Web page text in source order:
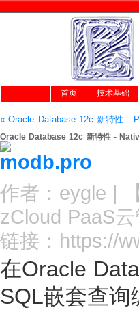
首页 技术基础
« Oracle Database 12c 新特性 -
Oracle Database 12c 新特性 -
作者： eygle |
zCloud PaaS
链接： https://
在Oracle
SQL嵌套查询